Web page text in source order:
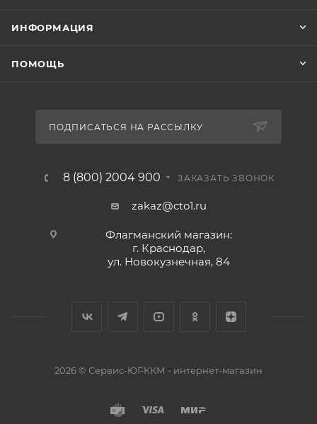
ИНФОРМАЦИЯ
ПОМОЩЬ
ПОДПИСАТЬСЯ НА РАССЫЛКУ
8 (800) 2004 900 ЗАКАЗАТЬ ЗВОНОК
zakaz@cto1.ru
Флагманский магазин:
г. Краснодар,
ул. Новокузнечная, 84
2026 © Сервис-ЮГ-ККМ - интернет-магазин